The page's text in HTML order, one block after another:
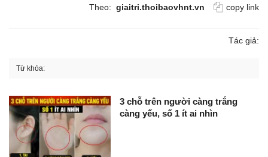
Theo: giaitri.thoibaovhnt.vn copy link
Tác giả:
Từ khóa:
3 chỗ trên người càng trắng
càng yếu, số 1 ít ai nhìn